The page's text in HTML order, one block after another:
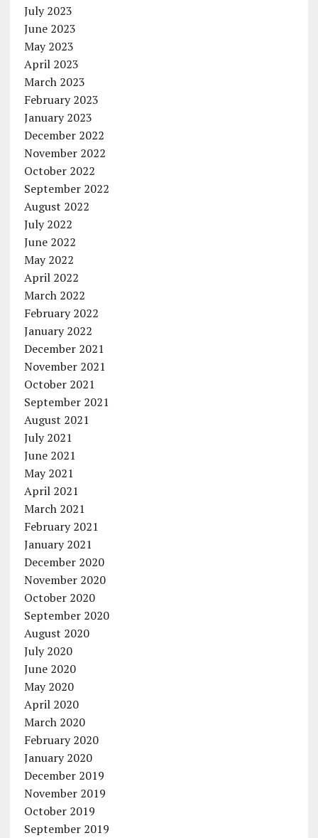
July 2023
June 2023
May 2023
April 2023
March 2023
February 2023
January 2023
December 2022
November 2022
October 2022
September 2022
August 2022
July 2022
June 2022
May 2022
April 2022
March 2022
February 2022
January 2022
December 2021
November 2021
October 2021
September 2021
August 2021
July 2021
June 2021
May 2021
April 2021
March 2021
February 2021
January 2021
December 2020
November 2020
October 2020
September 2020
August 2020
July 2020
June 2020
May 2020
April 2020
March 2020
February 2020
January 2020
December 2019
November 2019
October 2019
September 2019